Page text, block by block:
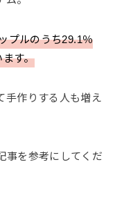
プルのうち29.1％
す。
手作りする人も増え
事を参考にしてくだ